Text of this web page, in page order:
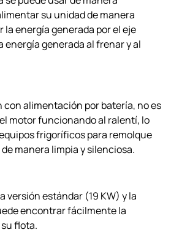
su unidad de manera
energía generada por el eje
energía generada al frenar y al
alimentación por batería, no es
motor funcionando al ralentí, lo
frigoríficos para remolque
manera limpia y silenciosa.
versión estándar (19 KW) y la
encontrar fácilmente la
flota.